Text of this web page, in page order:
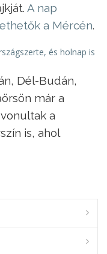
A nap
a Mércén.
és holnap is
Dél-Budán,
már a
a
is, ahol